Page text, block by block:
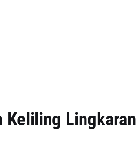
Keliling Lingkaran